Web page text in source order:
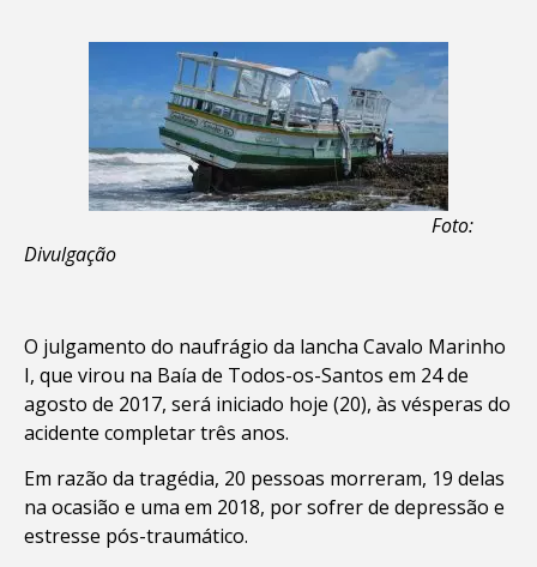
Foto:
Divulgação
O julgamento do naufrágio da lancha Cavalo Marinho
I, que virou na Baía de Todos-os-Santos em 24 de
agosto de 2017, será iniciado hoje (20), às vésperas do
acidente completar três anos.
Em razão da tragédia, 20 pessoas morreram, 19 delas
na ocasião e uma em 2018, por sofrer de depressão e
estresse pós-traumático.